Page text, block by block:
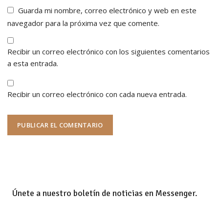
Guarda mi nombre, correo electrónico y web en este
navegador para la próxima vez que comente.
Recibir un correo electrónico con los siguientes comentarios
a esta entrada.
Recibir un correo electrónico con cada nueva entrada.
Únete a nuestro boletín de noticias en Messenger.